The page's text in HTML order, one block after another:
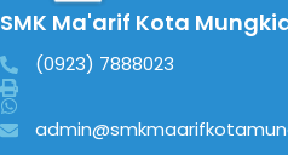
SMK Ma'arif Kota
(0923) 7888023